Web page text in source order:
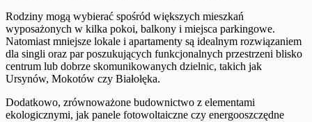
Rodziny mogą wybierać spośród większych mieszkań
wyposażonych w kilka pokoi, balkony i miejsca parkingowe.
Natomiast mniejsze lokale i apartamenty są idealnym rozwiązaniem
dla singli oraz par poszukujących funkcjonalnych przestrzeni blisko
centrum lub dobrze skomunikowanych dzielnic, takich jak
Ursynów, Mokotów czy Białołęka.
Dodatkowo, zrównoważone budownictwo z elementami
ekologicznymi, jak panele fotowoltaiczne czy energooszczędne